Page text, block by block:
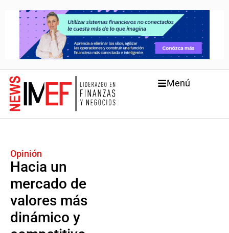
Menú
Opinión
Hacia un
mercado de
valores más
dinámico y